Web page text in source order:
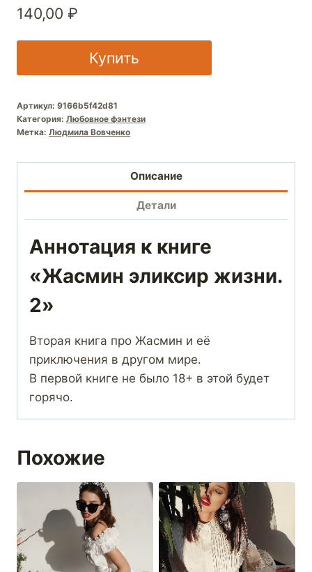
140,00 ₽
Купить
Артикул: 9166b5f42d81
Категория: Любовное фэнтези
Метка: Людмила Вовченко
Описание
Детали
Аннотация к книге
«Жасмин эликсир жизни.
2»
Вторая книга про Жасмин и её
приключения в другом мире.
В первой книге не было 18+ в этой будет
горячо.
Похожие